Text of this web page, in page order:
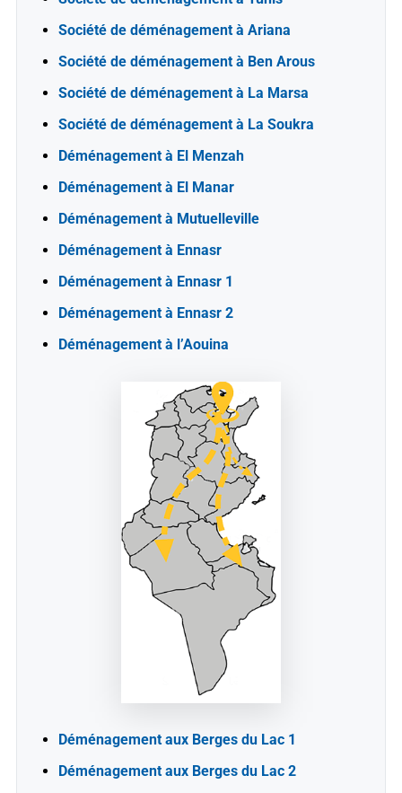
Société de déménagement à Ariana
Société de déménagement à Ben Arous
Société de déménagement à La Marsa
Société de déménagement à La Soukra
Déménagement à El Menzah
Déménagement à El Manar
Déménagement à Mutuelleville
Déménagement à Ennasr
Déménagement à Ennasr 1
Déménagement à Ennasr 2
Déménagement à l’Aouina
Déménagement aux Berges du Lac 1
Déménagement aux Berges du Lac 2